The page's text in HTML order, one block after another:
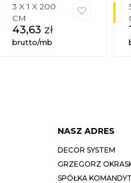
3 X 1 X 200
CM
43,63 zł
brutto/mb
NASZ ADRES
DECOR SYSTEM
GRZEGORZ
SPÓŁKA